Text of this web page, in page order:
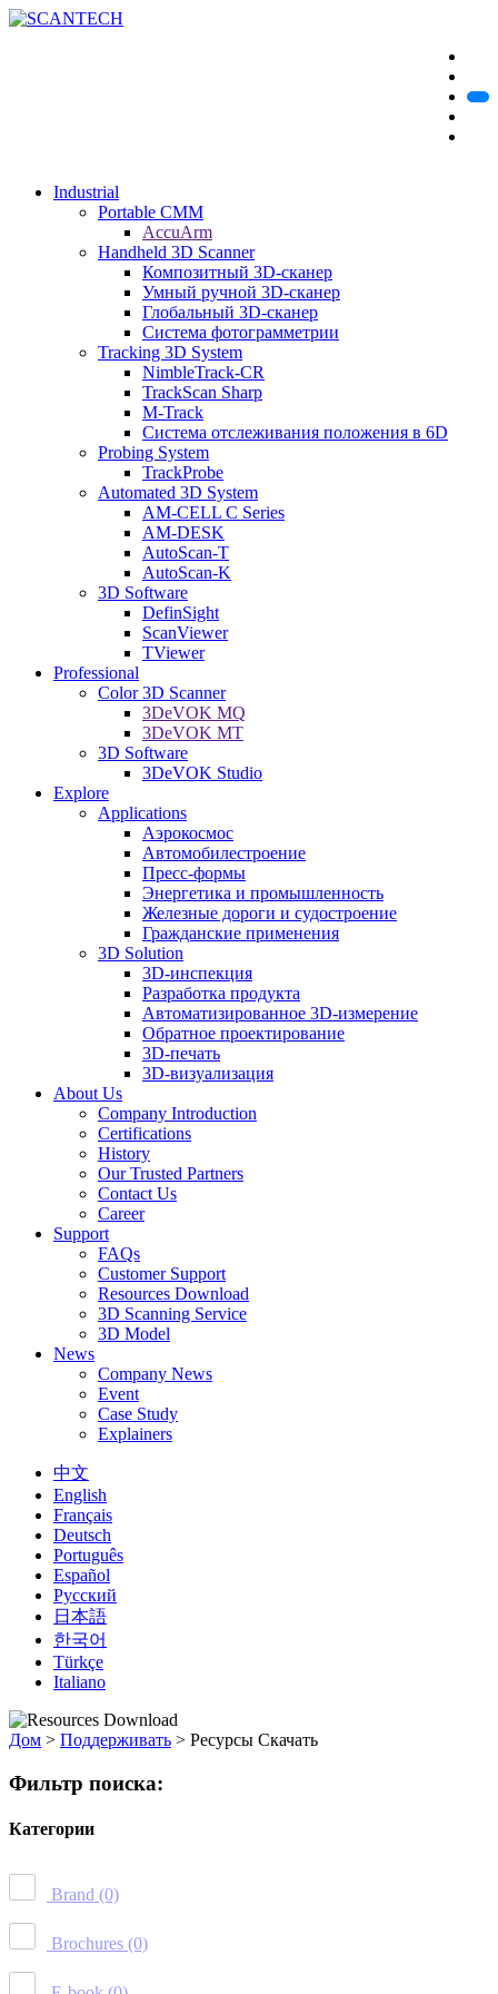
Industrial
Portable CMM
AccuArm
Handheld 3D Scanner
Композитный 3D-сканер
Умный ручной 3D-сканер
Глобальный 3D-сканер
Система фотограмметрии
Tracking 3D System
NimbleTrack-CR
TrackScan Sharp
M-Track
Система отслеживания положения в 6D
Probing System
TrackProbe
Automated 3D System
AM-CELL C Series
AM-DESK
AutoScan-T
AutoScan-K
3D Software
DefinSight
ScanViewer
TViewer
Professional
Color 3D Scanner
3DeVOK MQ
3DeVOK MT
3D Software
3DeVOK Studio
Explore
Applications
Аэрокосмос
Автомобилестроение
Пресс-формы
Энергетика и промышленность
Железные дороги и судостроение
Гражданские применения
3D Solution
3D-инспекция
Разработка продукта
Автоматизированное 3D-измерение
Обратное проектирование
3D-печать
3D-визуализация
About Us
Company Introduction
Certifications
History
Our Trusted Partners
Contact Us
Career
Support
FAQs
Customer Support
Resources Download
3D Scanning Service
3D Model
News
Company News
Event
Case Study
Explainers
中文
English
Français
Deutsch
Português
Español
Русский
日本語
한국어
Türkçe
Italiano
Дом > Поддерживать > Ресурсы Скачать
Фильтр поиска:
Категории
Brand (0)
Brochures (0)